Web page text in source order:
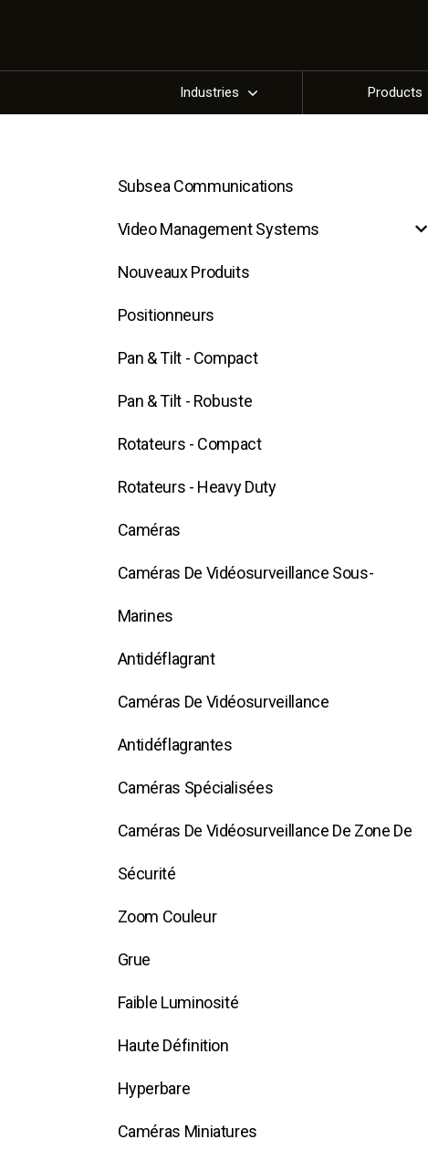
Industries Products
Subsea Communications
Video Management Systems
Nouveaux Produits
Positionneurs
Pan & Tilt - Compact
Pan & Tilt - Robuste
Rotateurs - Compact
Rotateurs - Heavy Duty
Caméras
Caméras De Vidéosurveillance Sous-
Marines
Antidéflagrant
Caméras De Vidéosurveillance
Antidéflagrantes
Caméras Spécialisées
Caméras De Vidéosurveillance De Zone De
Sécurité
Zoom Couleur
Grue
Faible Luminosité
Haute Définition
Hyperbare
Caméras Miniatures